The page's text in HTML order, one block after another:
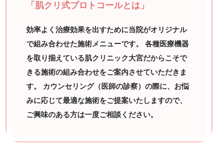
「肌クリ式プロトコールとは」
効率よく治療効果を出すために当院がオリジナル
で組み合わせた施術メニューです。 各種医療機器
を取り揃えている肌クリニック大宮だからこそで
きる施術の組み合わせをご案内させていただきま
す。 カウンセリング（医師の診察）の際に、お悩
みに応じて最適な施術をご提案いたしますので、
ご興味のある方は一度ご相談ください。